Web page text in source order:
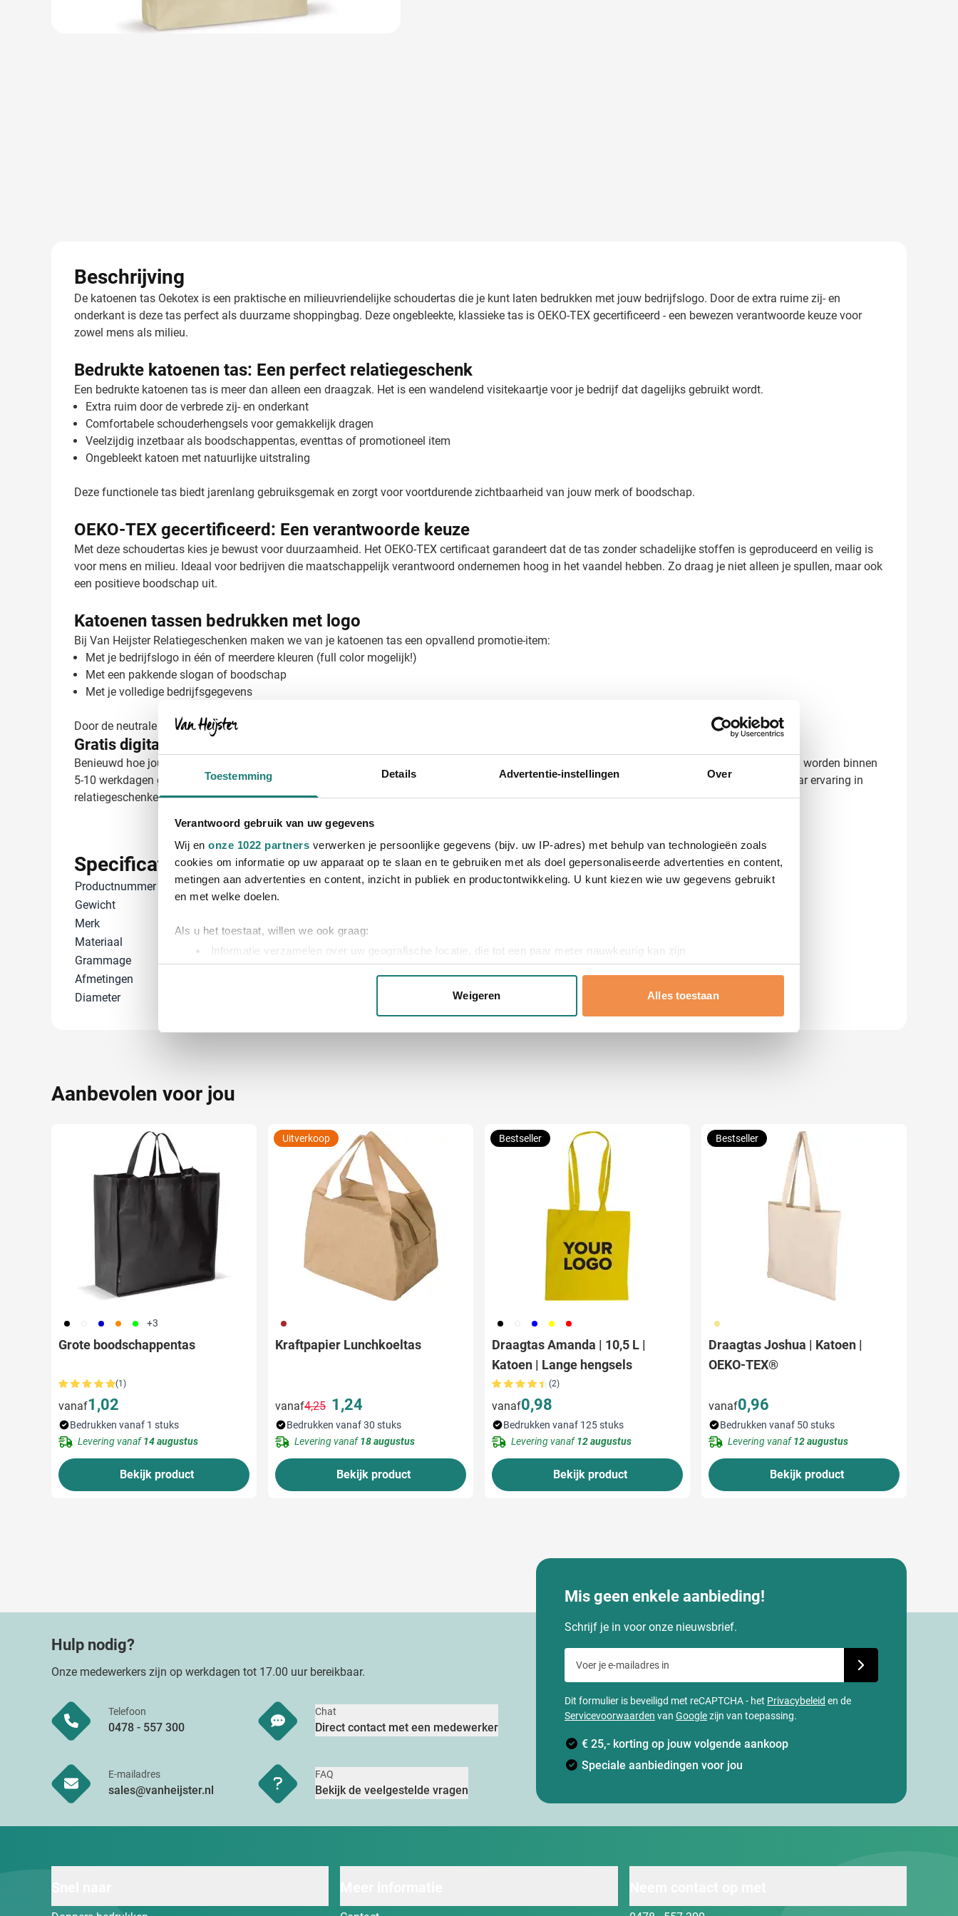
Toestemming Details Advertentie-instellingen Over
Verantwoord gebruik van uw gegevens
Wij en onze 1022 partners verwerken je persoonlijke gegevens (bijv. uw IP-adres) met behulp van technologieën zoals
cookies om informatie op uw apparaat op te slaan en te gebruiken met als doel gepersonaliseerde advertenties en content,
metingen aan advertenties en content, inzicht in publiek en productontwikkeling. U kunt kiezen wie uw gegevens gebruikt
en met welke doelen.
Als u het toestaat, willen we ook graag:
Informatie verzamelen over uw geografische locatie, die tot een paar meter nauwkeurig kan zijn
Uw apparaat identificeren door het actief te scannen op specifieke eigenschappen (fingerprinting)
toestemming op elk moment wijzigen of intrekken in de Cookieverklaring.
verstrekt of die ze hebben verzameld op basis van uw gebruik van hun services.
Weigeren Alles toestaan
Beschrijving
De katoenen tas Oekotex is een praktische en milieuvriendelijke schoudertas die je kunt laten bedrukken met jouw bedrijfslogo. Door de extra ruime zij- en
onderkant is deze tas perfect als duurzame shoppingbag. Deze ongebleekte, klassieke tas is OEKO-TEX gecertificeerd - een bewezen verantwoorde keuze voor
zowel mens als milieu.
Bedrukte katoenen tas: Een perfect relatiegeschenk
Een bedrukte katoenen tas is meer dan alleen een draagzak. Het is een wandelend visitekaartje voor je bedrijf dat dagelijks gebruikt wordt.
Extra ruim door de verbrede zij- en onderkant
Comfortabele schouderhengsels voor gemakkelijk dragen
Veelzijdig inzetbaar als boodschappentas, eventtas of promotioneel item
Ongebleekt katoen met natuurlijke uitstraling
Deze functionele tas biedt jarenlang gebruiksgemak en zorgt voor voortdurende zichtbaarheid van jouw merk of boodschap.
OEKO-TEX gecertificeerd: Een verantwoorde keuze
Met deze schoudertas kies je bewust voor duurzaamheid. Het OEKO-TEX certificaat garandeert dat de tas zonder schadelijke stoffen is geproduceerd en veilig is
voor mens en milieu. Ideaal voor bedrijven die maatschappelijk verantwoord ondernemen hoog in het vaandel hebben. Zo draag je niet alleen je spullen, maar ook
een positieve boodschap uit.
Katoenen tassen bedrukken met logo
Bij Van Heijster Relatiegeschenken maken we van je katoenen tas een opvallend promotie-item:
Met je bedrijfslogo in één of meerdere kleuren (full color mogelijk!)
Met een pakkende slogan of boodschap
Met je volledige bedrijfsgegevens
Door de neutrale kleur van deze ongebleekte tas komen jouw ontwerp en kleuren optimaal tot hun recht. Een perfect canvas voor je merk.
Gratis digitaal voorbeeld van je bedrukte tas
Benieuwd hoe jouw logo eruitziet op deze katoenen tas? Vraag eenvoudig een gratis digitaal voorbeeld aan voordat je bestelt. De bedrukte tassen worden binnen
5-10 werkdagen geleverd, afhankelijk van de oplage. Voor grotere aantallen of speciale wensen denken wij graag met je mee. Met meer dan 45 jaar ervaring in
relatiegeschenken zorgen we voor een perfect eindresultaat dat je klanten en relaties zullen waarderen.
Specificaties
Productnummer
31795
Gewicht
86 gram
Merk
Materiaal
Grammage
Afmetingen
38 cm x 10 cm x 42 cm (l x b x h)
Diameter
Aanbevolen voor jou
001 002 005 007 029 +3
Grote boodschappentas
(1)
vanaf1,02
Bedrukken vanaf 1 stuks
Levering vanaf14 augustus
Bekijk product
011
Kraftpapier Lunchkoeltas
vanaf
Normale prijs
4,25 1,24
Uitverkoop
Bedrukken vanaf 30 stuks
Levering vanaf18 augustus
Bekijk product
001 002 005 006 008
Draagtas Amanda | 10,5 L |
Katoen | Lange hengsels
(2)
vanaf0,98
Bestseller
Bedrukken vanaf 125 stuks
Levering vanaf12 augustus
Bekijk product
013
Draagtas Joshua | Katoen |
OEKO-TEX®
vanaf0,96
Bestseller
Bedrukken vanaf 50 stuks
Levering vanaf12 augustus
Bekijk product
Hulp nodig?
Onze medewerkers zijn op werkdagen tot 17.00 uur bereikbaar.
Telefoon
0478 - 557 300
Chat
Direct contact met een medewerker
E-mailadres
sales@vanheijster.nl
FAQ
Bekijk de veelgestelde vragen
Mis geen enkele aanbieding!
Schrijf je in voor onze nieuwsbrief.
Dit formulier is beveiligd met reCAPTCHA - het Privacybeleid en de
Servicevoorwaarden van Googlezijn van toepassing.
€ 25,- korting op jouw volgende aankoop
Speciale aanbiedingen voor jou